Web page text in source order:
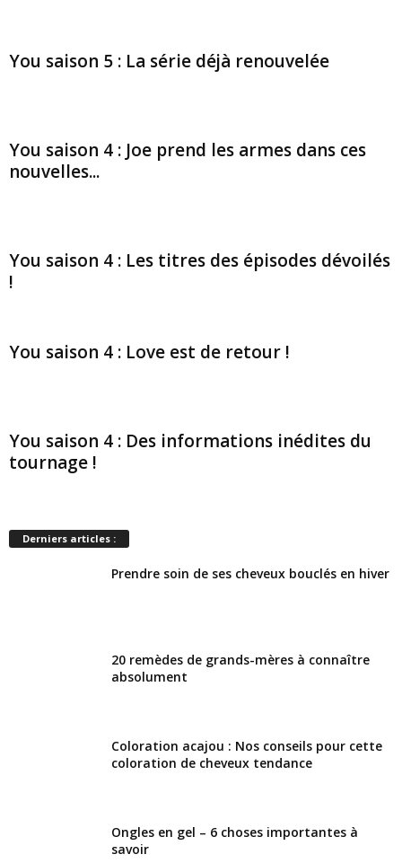
You saison 5 : La série déjà renouvelée
You saison 4 : Joe prend les armes dans ces
nouvelles...
You saison 4 : Les titres des épisodes dévoilés
!
You saison 4 : Love est de retour !
You saison 4 : Des informations inédites du
tournage !
Derniers articles :
Prendre soin de ses cheveux bouclés en hiver
20 remèdes de grands-mères à connaître
absolument
Coloration acajou : Nos conseils pour cette
coloration de cheveux tendance
Ongles en gel – 6 choses importantes à
savoir